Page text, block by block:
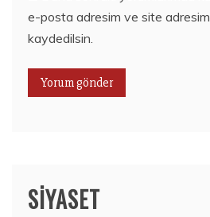
e-posta adresim ve site adresim
kaydedilsin.
SIYASET